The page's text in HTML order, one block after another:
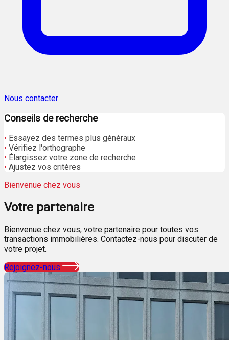
Nous contacter
Conseils de recherche
• Essayez des termes plus généraux
• Vérifiez l'orthographe
• Élargissez votre zone de recherche
• Ajustez vos critères
Bienvenue chez vous
Votre partenaire
Bienvenue chez vous, votre partenaire pour toutes vos
transactions immobilières. Contactez-nous pour discuter de
votre projet.
Rejoignez-nous